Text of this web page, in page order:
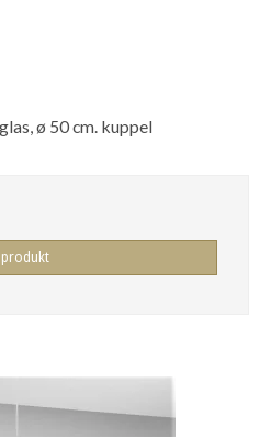
ø 50 cm. kuppel
produkt